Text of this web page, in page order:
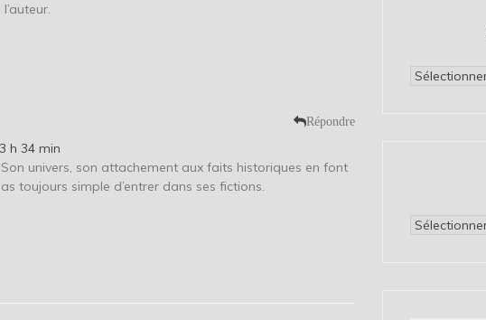
Répondre
h 34 min
univers, son attachement aux faits historiques en font
toujours simple d’entrer dans ses fictions.
Catégories
Archives